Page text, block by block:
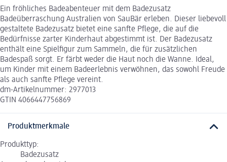
Ein fröhliches Badeabenteuer mit dem Badezusatz
Badeüberraschung Australien von SauBär erleben. Dieser liebevoll
gestaltete Badezusatz bietet eine sanfte Pflege, die auf die
Bedürfnisse zarter Kinderhaut abgestimmt ist. Der Badezusatz
enthält eine Spielfigur zum Sammeln, die für zusätzlichen
Badespaß sorgt. Er färbt weder die Haut noch die Wanne. Ideal,
um Kinder mit einem Badeerlebnis verwöhnen, das sowohl Freude
als auch sanfte Pflege vereint.
dm-Artikelnummer: 2977013
GTIN 4066447756869
Produktmerkmale
Produkttyp:
Badezusatz